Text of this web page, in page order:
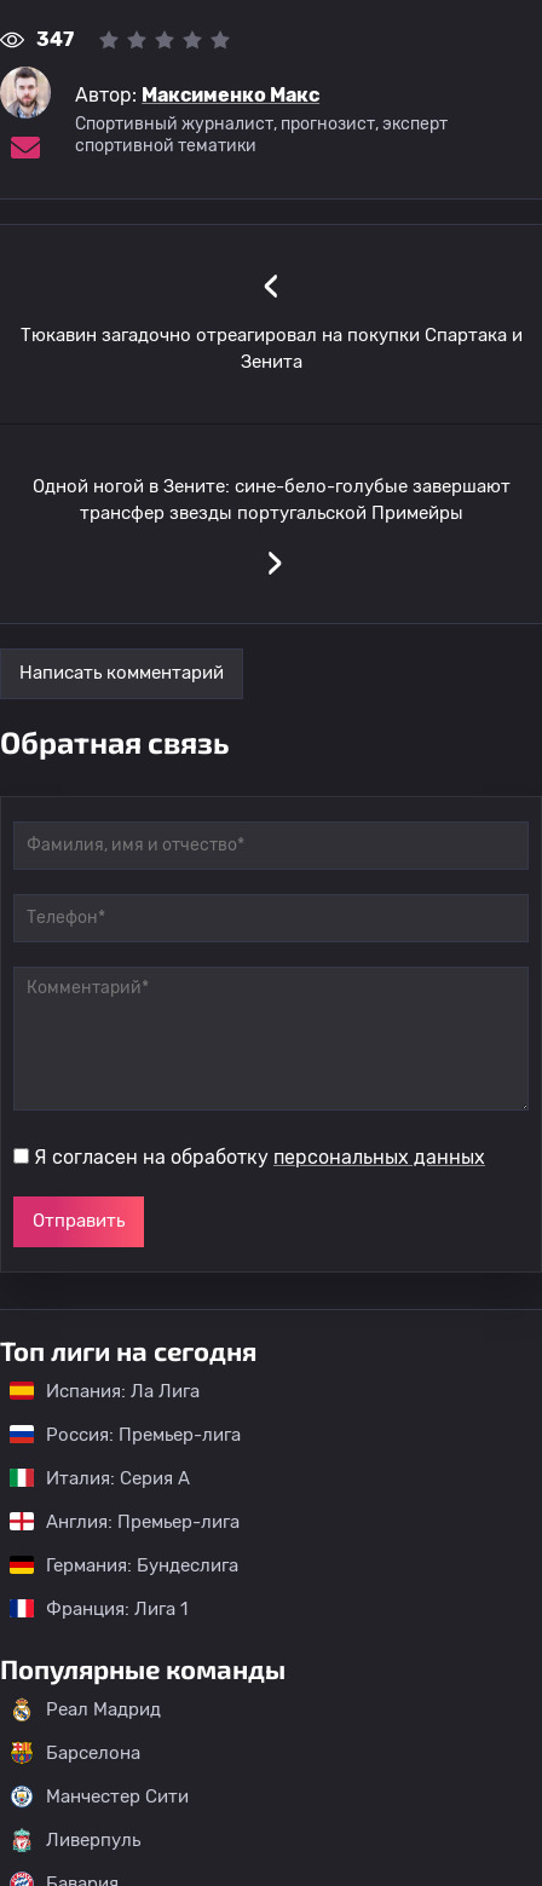
347
Автор: Максименко Макс
Спортивный журналист, прогнозист, эксперт
спортивной тематики
‹
Тюкавин загадочно отреагировал на покупки Спартака и
Зенита
Одной ногой в Зените: сине-бело-голубые завершают
трансфер звезды португальской Примейры
›
Написать комментарий
Обратная связь
Я согласен на обработку персональных данных
Отправить
Топ лиги на сегодня
Испания: Ла Лига
Россия: Премьер-лига
Италия: Серия А
Англия: Премьер-лига
Германия: Бундеслига
Франция: Лига 1
Популярные команды
Реал Мадрид
Барселона
Манчестер Сити
Ливерпуль